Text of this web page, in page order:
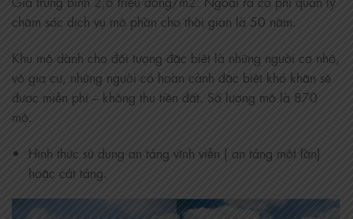
chăm sóc dịch vụ mộ phần cho thời gian là 50 năm.
Khu mộ dành cho đối tượng đặc biệt là những người cơ nhỡ,
vô gia cư, những người có hoàn cảnh đặc biệt khó khăn sẽ
được miễn phí – không thu tiền đất. Số lượng mộ là 870
mộ.
Hình thức sử dụng an táng vĩnh viễn ( an táng một lần)
hoặc cát táng.